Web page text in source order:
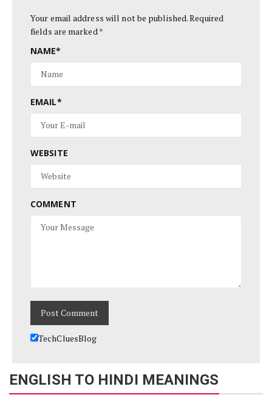
Your email address will not be published.Required
fields are marked *
NAME*
EMAIL*
WEBSITE
COMMENT
TechCluesBlog
ENGLISH TO HINDI MEANINGS